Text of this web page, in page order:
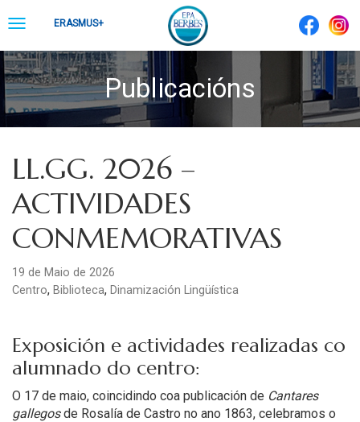
to ToggleERASMUS+
Publicacións
LL.GG. 2026 –
ACTIVIDADES
CONMEMORATIVAS
19 de Maio de 2026
Centro, Biblioteca, Dinamización Lingüística
Exposición e actividades realizadas co
alumnado do centro:
O 17 de maio, coincidindo coa publicación de Cantares
gallegosde Rosalía de Castro no ano 1863, celebramos o